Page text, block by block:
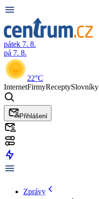
pátek 7. 8.
pá 7. 8.
22°C
InternetFirmyReceptySlovníky
Přihlášení
Zprávy